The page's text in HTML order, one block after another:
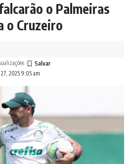
o Palmeiras
o Cruzeiro
2025 9:05 am